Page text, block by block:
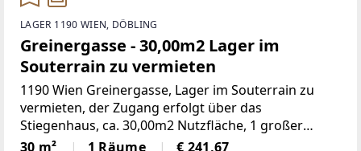
LAGER 1190 WIEN, DÖBLING
Greinergasse - 30,00m2 Lager im
Souterrain zu vermieten
1190 Wien Greinergasse, Lager im Souterrain zu
vermieten, der Zugang erfolgt über das
Stiegenhaus, ca. 30,00m2 Nutzfläche, 1 großer
Raum, Strom vorhanden, Mietdauer:
30 m² 1 Räume € 241,67